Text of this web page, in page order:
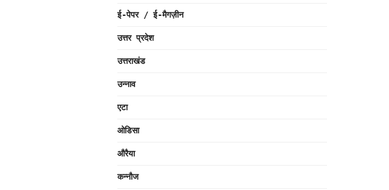
ई-पेपर / ई-मैगज़ीन
उत्तर प्रदेश
उत्तराखंड
उन्नाव
एटा
ओडिसा
औरैया
कन्नौज